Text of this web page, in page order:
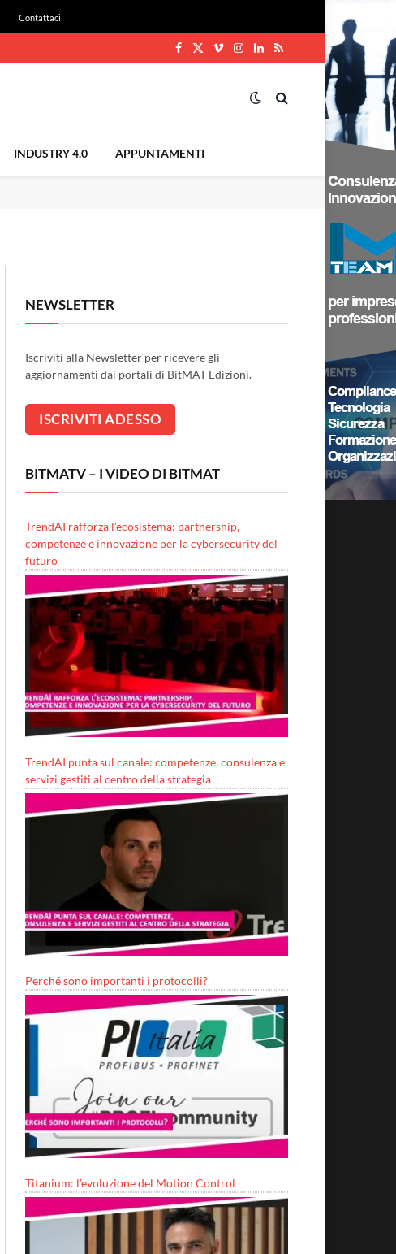
Contattaci
Facebook
X
VimeoInstagram
LinkedIn
RSS
INDUSTRY 4.0 APPUNTAMENTI
NEWSLETTER
Iscriviti alla Newsletter per ricevere gli
aggiornamenti dai portali di BitMAT Edizioni.
BITMATV – I VIDEO DI BITMAT
TrendAI rafforza l’ecosistema: partnership,
competenze e innovazione per la cybersecurity del
futuro
TrendAI punta sul canale: competenze, consulenza e
servizi gestiti al centro della strategia
Perché sono importanti i protocolli?
Titanium: l’evoluzione del Motion Control